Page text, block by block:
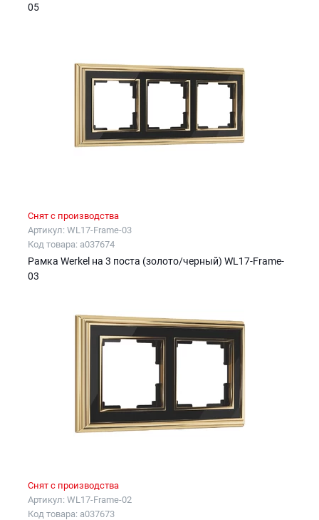
05
Снят с производства
Артикул: WL17-Frame-03
Код товара: a037674
Рамка Werkel на 3 поста (золото/черный) WL17-Frame-
03
Снят с производства
Артикул: WL17-Frame-02
Код товара: a037673